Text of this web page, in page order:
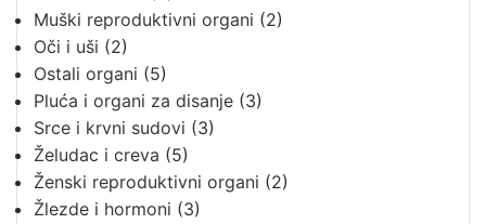
Muški reproduktivni organi (2)
Oči i uši (2)
Ostali organi (5)
Pluća i organi za disanje (3)
Srce i krvni sudovi (3)
Želudac i creva (5)
Ženski reproduktivni organi (2)
Žlezde i hormoni (3)